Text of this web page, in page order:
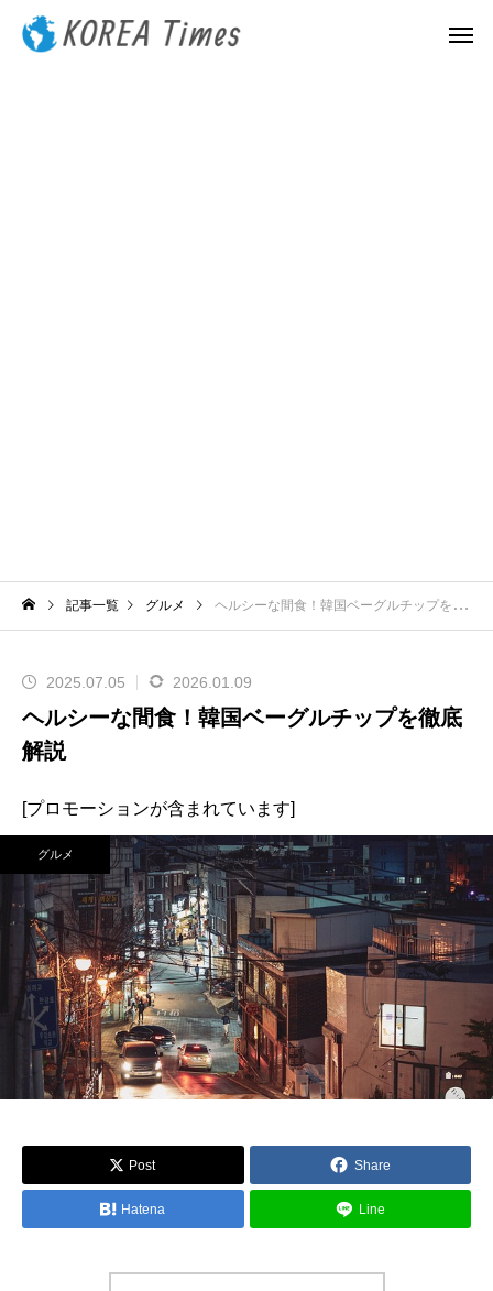
記事一覧 グルメ ヘルシーな間食！韓国ベーグルチップを徹底解説
2025.07.05 2026.01.09
ヘルシーな間食！韓国ベーグルチップを徹底
解説
[プロモーションが含まれています]
グルメ
Post Share
Hatena Line